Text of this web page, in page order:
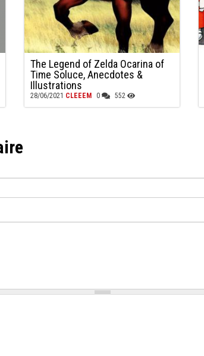
The Legend of Zelda Ocarina of
Time Soluce, Anecdotes &
Illustrations
28/06/2021 CLEEEM 0 552